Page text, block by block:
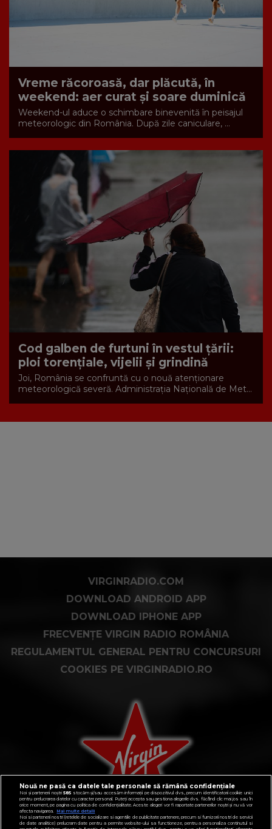
Vreme răcoroasă, dar plăcută, în
weekend: aer curat și soare duminică
Weekend-ul aduce o schimbare binevenită în peisajul
meteorologic din România. După zile caniculare, ...
Cod galben de furtuni în vestul țării:
ploi torențiale, vijelii și grindină
Joi, România se confruntă cu o nouă atenționare
meteorologică severă. Administrația Națională de Met...
VIRGINRADIO.COM
DOWNLOAD ANDROID APP
DOWNLOAD IPHONE APP
FRECVENȚE VIRGIN RADIO ROMÂNIA
REGULAMENTUL GENERAL PENTRU CONCURSURI
COOKIES PE VIRGINRADIO.RO
Nouă ne pasă ca datele tale personale să rămână confidențiale
Noi și partenerii noștri585 stocăm și/sau accesăm informații pe dispozitivul dvs., precum identificatorii cookie unici
pentru prelucrarea datelor cu caracter personal. Puteți accepta sau gestiona alegerile dvs. făcând clic mai jos sau în
orice moment, pe pagina cu politica de confidențialitate. Aceste alegeri vor fi raportate partenerilor noștri și nu vă vor
afecta navigarea.
Mai multe detalii
Noi si partenerii nostri (retelele de socializare si agentiile de publicitate partenere, precum si furnizorii nostri de servicii
de date analitice) prelucram date pentru a permite website-ului sa functioneze, pentru a personaliza continutul si